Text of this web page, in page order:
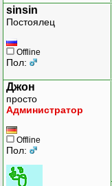
sinsin
Постоялец
Offline
Пол:
Джон
просто
Администратор
Offline
Пол: